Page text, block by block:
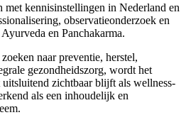
met kennisinstellingen in Nederland en
observatieonderzoek en
en Panchakarma.
naar preventie, herstel,
gezondheidszorg, wordt het
zichtbaar blijft als wellness-
als een inhoudelijk en